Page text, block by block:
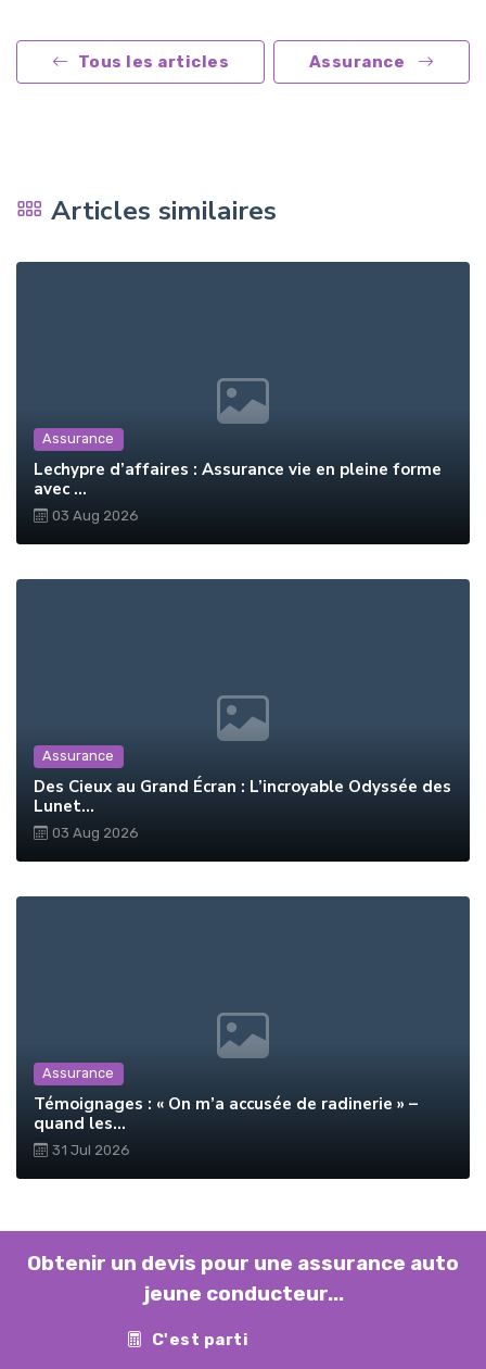
Tous les articles Assurance
Articles similaires
Assurance
Lechypre d’affaires : Assurance vie en pleine forme
avec ...
03 Aug 2026
Assurance
Des Cieux au Grand Écran : L’incroyable Odyssée des
Lunet...
03 Aug 2026
Assurance
Témoignages : « On m’a accusée de radinerie » –
quand les...
31 Jul 2026
Obtenir un devis pour une assurance auto
jeune conducteur...
C'est parti